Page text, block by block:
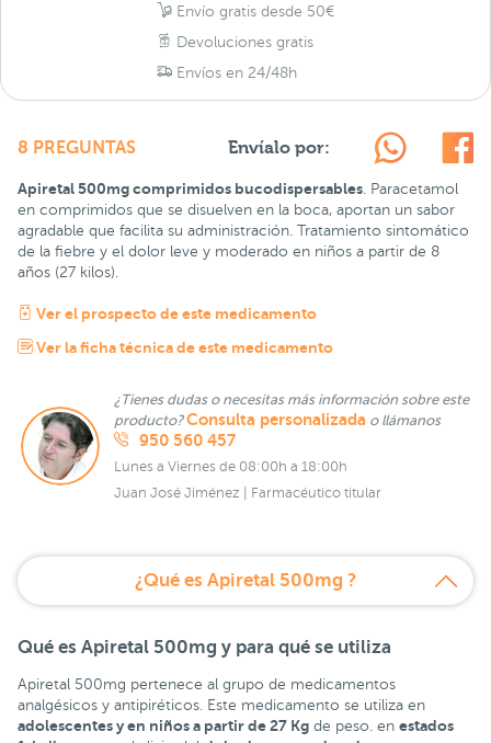
Envío gratis desde 50€
Devoluciones gratis
Envíos en 24/48h
8 PREGUNTAS Envíalo por:
Apiretal 500mg comprimidos bucodispersables. Paracetamol
en comprimidos que se disuelven en la boca, aportan un sabor
agradable que facilita su administración. Tratamiento sintomático
de la fiebre y el dolor leve y moderado en niños a partir de 8
años (27 kilos).
Ver el prospecto de este medicamento
Ver la ficha técnica de este medicamento
¿Tienes dudas o necesitas más información sobre este
producto?Consulta personalizada o llámanos
950 560 457
Lunes a Viernes de 08:00h a 18:00h
Juan José Jiménez | Farmacéutico titular
¿Qué es Apiretal 500mg ?
Qué es Apiretal 500mg y para qué se utiliza
Apiretal 500mg pertenece al grupo de medicamentos
analgésicos y antipiréticos. Este medicamento se utiliza en
adolescentes y en niños a partir de 27 Kg de peso. en estados